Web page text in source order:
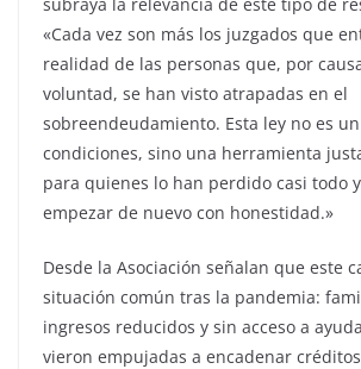
«Cada vez son más los juzgados que
realidad de las personas que, por
voluntad, se han visto atrapadas en el
sobreendeudamiento. Esta ley no es
condiciones, sino una herramienta
para quienes lo han perdido casi todo
empezar de nuevo con honestidad.»
Desde la Asociación señalan que este
situación común tras la pandemia:
ingresos reducidos y sin acceso a
vieron empujadas a encadenar